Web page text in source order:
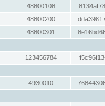
48800108
48800200
48800301
123456784
4930010